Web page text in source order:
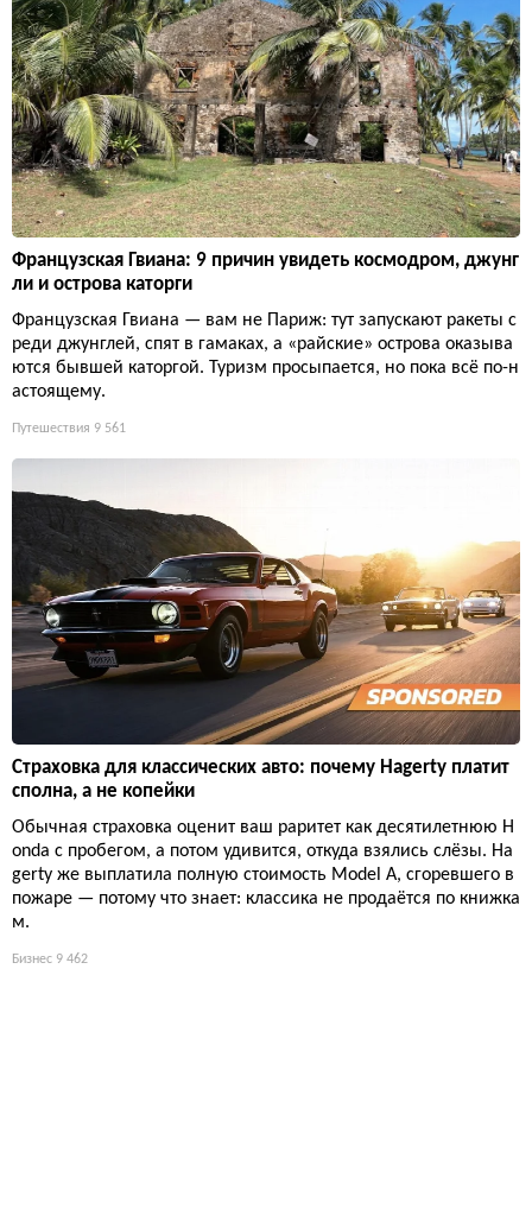
Французская Гвиана: 9 причин увидеть космодром, джунг
ли и острова каторги
Французская Гвиана — вам не Париж: тут запускают ракеты с
реди джунглей, спят в гамаках, а «райские» острова оказыва
ются бывшей каторгой. Туризм просыпается, но пока всё по-н
астоящему.
Путешествия 9 561
Страховка для классических авто: почему Hagerty платит
сполна, а не копейки
Обычная страховка оценит ваш раритет как десятилетнюю H
onda с пробегом, а потом удивится, откуда взялись слёзы. Ha
gerty же выплатила полную стоимость Model A, сгоревшего в
пожаре — потому что знает: классика не продаётся по книжка
м.
Бизнес 9 462